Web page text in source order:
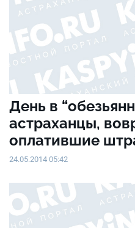
День в
астраханцы,
оплатившие
24.05.2014 05:42